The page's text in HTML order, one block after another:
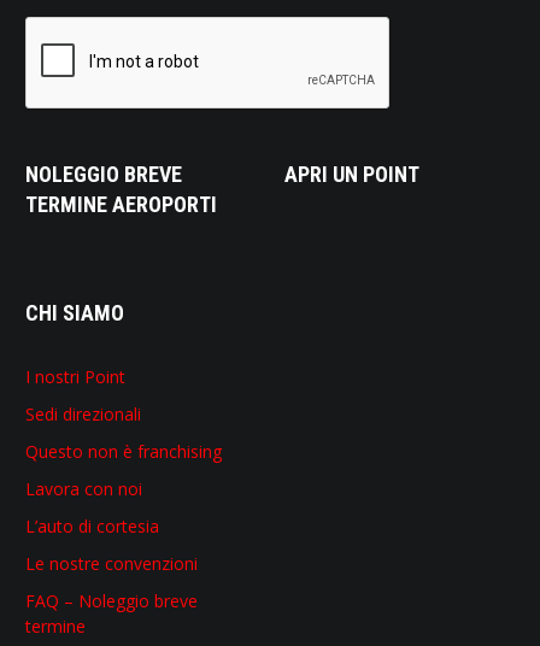
NOLEGGIO BREVE
TERMINE AEROPORTI
APRI UN POINT
CHI SIAMO
I nostri Point
Sedi direzionali
Questo non è franchising
Lavora con noi
L’auto di cortesia
Le nostre convenzioni
FAQ – Noleggio breve
termine